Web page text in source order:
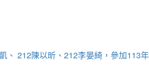
、 212陳以昕、212李晏綺，參加113